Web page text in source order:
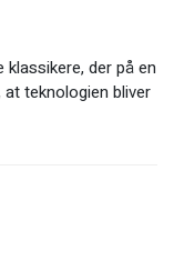
der på en
teknologien bliver